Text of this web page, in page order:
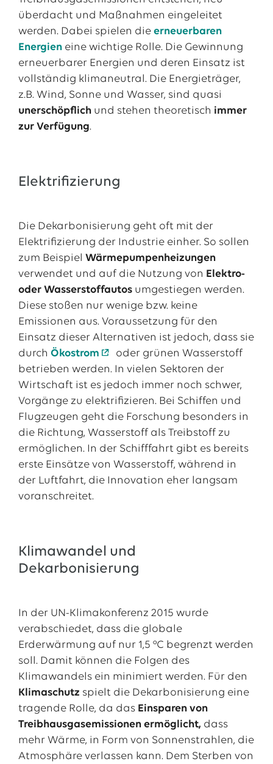
überdacht und Maßnahmen eingeleitet
werden. Dabei spielen die erneuerbaren
Energieneine wichtige Rolle. Die Gewinnung
erneuerbarer Energien und deren Einsatz ist
vollständig klimaneutral. Die Energieträger,
z.B. Wind, Sonne und Wasser, sind quasi
unerschöpflichund stehen theoretisch immer
zur Verfügung.
Elektrifizierung
Die Dekarbonisierung geht oft mit der
Elektrifizierung der Industrie einher. So sollen
zum Beispiel Wärmepumpenheizungen
verwendet und auf die Nutzung von Elektro-
oder Wasserstoffautosumgestiegen werden.
Diese stoßen nur wenige bzw. keine
Emissionen aus. Voraussetzung für den
Einsatz dieser Alternativen ist jedoch, dass sie
durch Ökostrom
oder grünen Wasserstoff
betrieben werden. In vielen Sektoren der
Wirtschaft ist es jedoch immer noch schwer,
Vorgänge zu elektrifizieren. Bei Schiffen und
Flugzeugen geht die Forschung besonders in
die Richtung, Wasserstoff als Treibstoff zu
ermöglichen. In der Schifffahrt gibt es bereits
erste Einsätze von Wasserstoff, während in
der Luftfahrt, die Innovation eher langsam
voranschreitet.
Klimawandel und
Dekarbonisierung
In der UN-Klimakonferenz 2015 wurde
verabschiedet, dass die globale
Erderwärmung auf nur 1,5 °C begrenzt werden
soll. Damit können die Folgen des
Klimawandels ein minimiert werden. Für den
Klimaschutz spielt die Dekarbonisierung eine
tragende Rolle, da das Einsparen von
Treibhausgasemissionen ermöglicht, dass
mehr Wärme, in Form von Sonnenstrahlen, die
Atmosphäre verlassen kann. Dem Sterben von